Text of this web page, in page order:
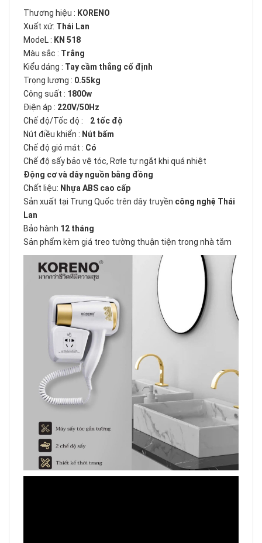
Thương hiệu : KORENO
Xuất xứ: Thái Lan
ModeL : KN 518
Màu sắc : Trắng
Kiểu dáng : Tay cầm thẳng cố định
Trọng lượng : 0.55kg
Công suất : 1800w
Điện áp : 220V/50Hz
Chế độ/Tốc độ :
2 tốc độ
Nút điều khiển : Nút bấm
Chế độ gió mát : Có
Chế độ sấy bảo vệ tóc, Rơle tự ngắt khi quá nhiệt
Động cơ và dây nguồn bằng đồng
Chất liệu: Nhựa ABS cao cấp
Sản xuất tại Trung Quốc trên dây truyền công nghệ Thái
Lan
Bảo hành 12 tháng
Sản phẩm kèm giá treo tường thuận tiện trong nhà tắm